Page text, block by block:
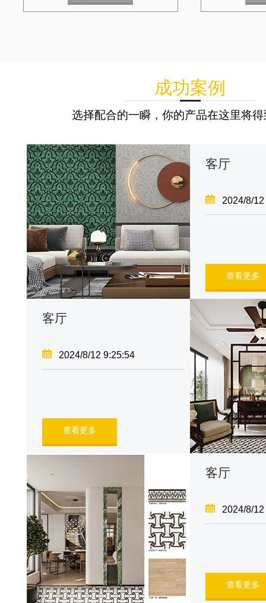
成功案例
选择配合的一瞬，你的产品在这里将
客厅
2024/8/
查看更多
客厅
2024/8/12 9:25:54
查看更多
客厅
2024/8/
查看更多